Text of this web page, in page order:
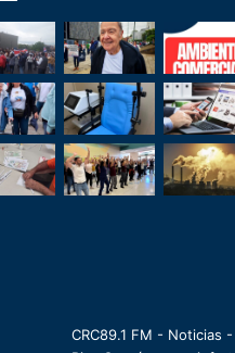
CRC89.1 FM - Noticias